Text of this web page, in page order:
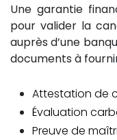
Une garantie
pour valider la
auprès d’une
documents à
Attestation de
Évaluation
Preuve de